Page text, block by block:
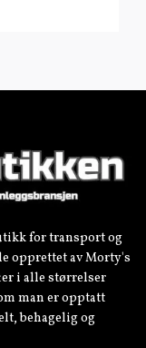
for transport og
opprettet av Morty's
i alle størrelser
man er opptatt
behagelig og